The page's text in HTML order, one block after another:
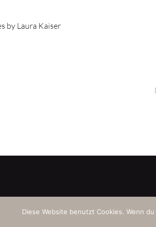
Diese Website benutzt Cookies. Wenn